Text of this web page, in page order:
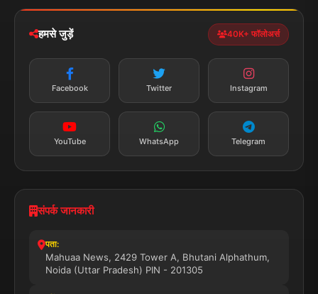
न्यूज़ अलर्ट
तत्काल अपडेट
सब्सक्राइब करें
हमसे जुड़ें 40K+ फॉलोअर्स
Facebook Twitter Instagram
YouTube WhatsApp Telegram
संपर्क जानकारी
पता:
Mahuaa News, 2429 Tower A, Bhutani Alphathum,
Noida (Uttar Pradesh) PIN - 201305